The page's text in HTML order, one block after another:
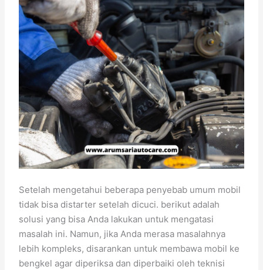
Setelah mengetahui beberapa penyebab umum mobil
tidak bisa distarter setelah dicuci. berikut adalah
solusi yang bisa Anda lakukan untuk mengatasi
masalah ini. Namun, jika Anda merasa masalahnya
lebih kompleks, disarankan untuk membawa mobil ke
bengkel agar diperiksa dan diperbaiki oleh teknisi